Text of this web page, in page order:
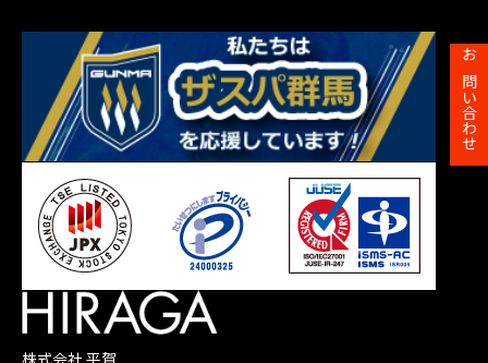
お問い合わせ